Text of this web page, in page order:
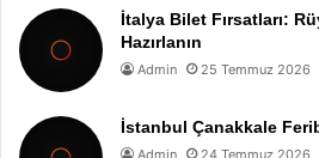
İtalya Bilet Fırsatları:
Hazırlanın
Admin 25 Temmuz 2026
İstanbul Çanakkale
Admin 24 Temmuz 2026